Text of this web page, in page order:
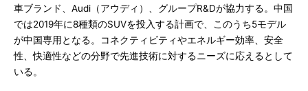
車ブランド、Audi（アウディ）、グループR&Dが協力する。中国
では2019年に8種類のSUVを投入する計画で、このうち5モデル
が中国専用となる。コネクティビティやエネルギー効率、安全
性、快適性などの分野で先進技術に対するニーズに応えるとして
いる。